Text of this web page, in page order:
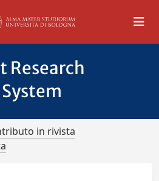
Research
in rivista